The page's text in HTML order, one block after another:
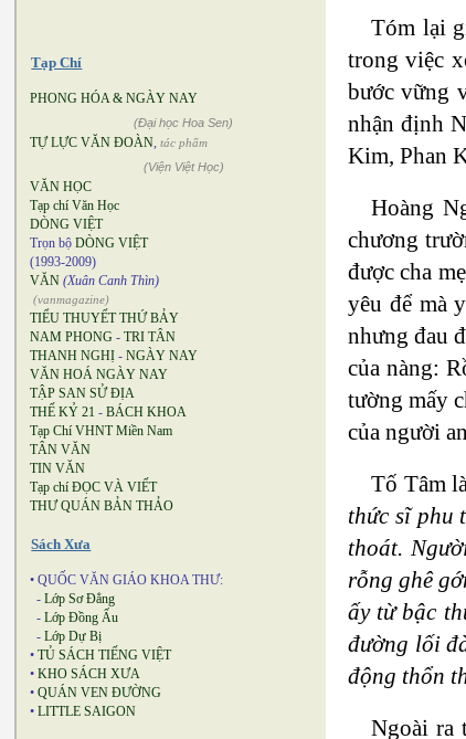
Tạp Chí
PHONG HÓA & NGÀY NAY
(Đại học Hoa Sen)
TỰ LỰC VĂN ĐOÀN, tác phẩm
(Viện Việt Học)
VĂN HỌC
Tạp chí Văn Học
DÒNG VIỆT
Trọn bộ DÒNG VIỆT
(1993-2009)
VĂN (Xuân Canh Thìn)
(vanmagazine)
TIỂU THUYẾT THỨ BẢY
NAM PHONG - TRI TÂN
THANH NGHỊ - NGÀY NAY
VĂN HOÁ NGÀY NAY
TẬP SAN SỬ ĐỊA
THẾ KỶ 21 - BÁCH KHOA
Tạp Chí VHNT Miền Nam
TÂN VĂN
TIN VĂN
Tạp chí ĐỌC VÀ VIẾT
THƯ QUÁN BẢN THẢO
Sách Xưa
• QUỐC VĂN GIÁO KHOA THƯ:
- Lớp Sơ Đẳng
- Lớp Đồng Ấu
- Lớp Dự Bị
• TỦ SÁCH TIẾNG VIỆT
• KHO SÁCH XƯA
• QUÁN VEN ĐƯỜNG
• LITTLE SAIGON
Tóm lại
trong việc
bước vững
nhận định
Kim, Phan
Hoàng
chương
được cha
yêu để mà
nhưng đau
của nàng:
tường mấy
của người
Tố Tâm
thức sĩ phu
thoát.
rỗng ghê
ấy từ bậc
đường lối
động thổn
Ngoài ra